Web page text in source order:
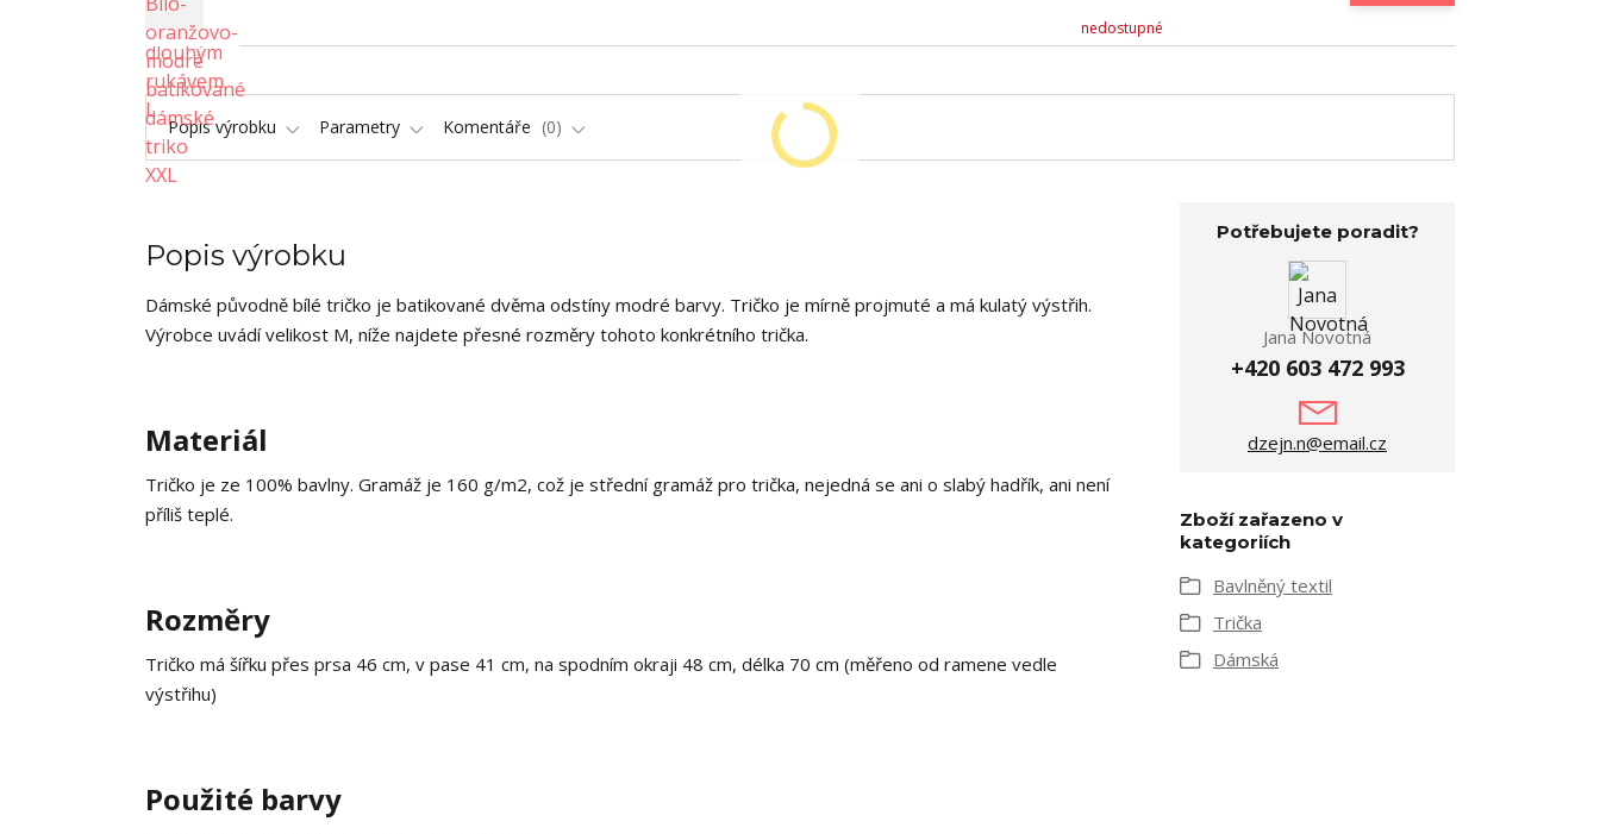
nedostupné
Popis výrobku Parametry Komentáře 0
Popis výrobku
Dámské původně bílé tričko je batikované dvěma odstíny modré barvy. Tričko je mírně projmuté a má kulatý výstřih.
Výrobce uvádí velikost M, níže najdete přesné rozměry tohoto konkrétního trička.
Materiál
Tričko je ze 100% bavlny. Gramáž je 160 g/m2, což je střední gramáž pro trička, nejedná se ani o slabý hadřík, ani není
příliš teplé.
Rozměry
Tričko má šířku přes prsa 46 cm, v pase 41 cm, na spodním okraji 48 cm, délka 70 cm (měřeno od ramene vedle
výstřihu)
Použité barvy
Potřebujete poradit?
Jana Novotná
+420 603 472 993
dzejn.n@email.cz
Zboží zařazeno v
kategoriích
Bavlněný textil
Trička
Dámská